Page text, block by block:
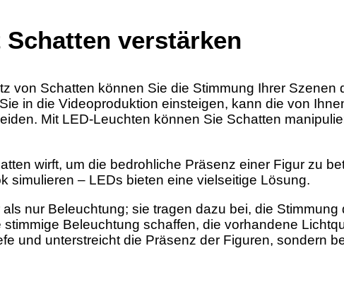
verstärken
von Schatten können Sie die Stimmung Ihrer
in die Videoproduktion einsteigen, kann die von
Mit LED-Leuchten können Sie Schatten
wirft, um die bedrohliche Präsenz einer Figur zu
simulieren – LEDs bieten eine vielseitige Lösung.
nur Beleuchtung; sie tragen dazu bei, die
Beleuchtung schaffen, die vorhandene
und unterstreicht die Präsenz der Figuren, sondern